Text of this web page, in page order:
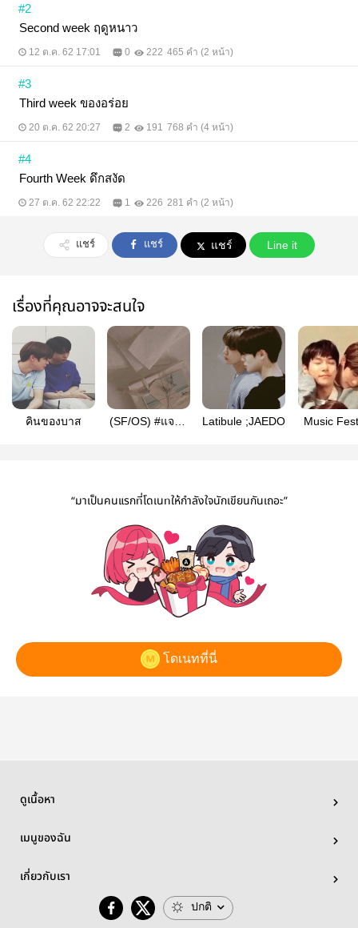
#2
Second week ฤดูหนาว
12 ต.ค. 62 17:01 0 222 465 คำ (2 หน้า)
#3
Third week ของอร่อย
20 ต.ค. 62 20:27 2 191 768 คำ (4 หน้า)
#4
Fourth Week ดึกสงัด
27 ต.ค. 62 22:22 1 226 281 คำ (2 หน้า)
แชร์ แชร์ แชร์ Line it
เรื่องที่คุณอาจจะสนใจ
คินของบาส
(SF/OS) #แจโด
Latibule ;JAEDO
Music
“มาเป็นคนแรกที่โดเนทให้กำลังใจนักเขียนกันเถอะ”
โดเนทที่นี่
ดูเนื้อหา
เมนูของฉัน
เกี่ยวกับเรา
ปกติ